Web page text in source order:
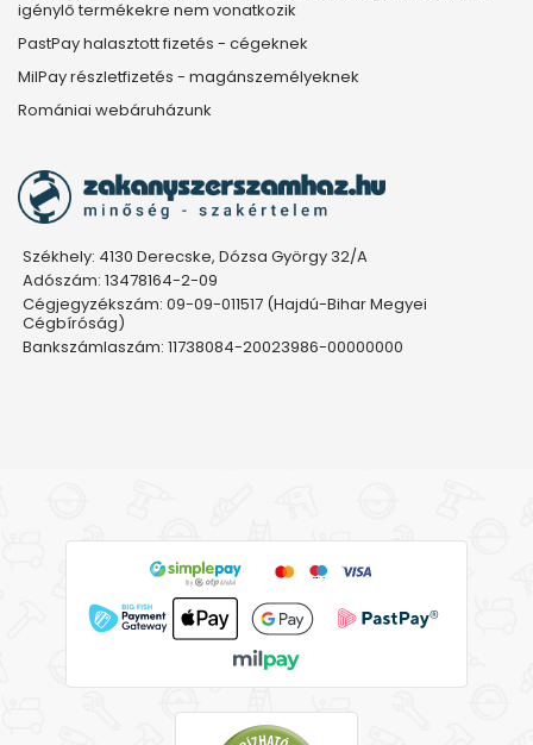
igénylő termékekre nem vonatkozik
PastPay halasztott fizetés - cégeknek
MilPay részletfizetés - magánszemélyeknek
Romániai webáruházunk
Székhely: 4130 Derecske, Dózsa György 32/A
Adószám: 13478164-2-09
Cégjegyzékszám: 09-09-011517 (Hajdú-Bihar Megyei
Cégbíróság)
Bankszámlaszám: 11738084-20023986-00000000